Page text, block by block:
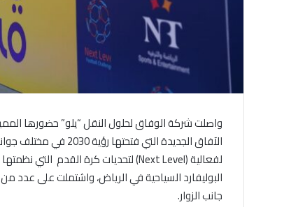
واصلت شركة الوفاق لحلول النقل “يلو” حضورها
الآفاق الجديدة التي
لفعالية(Next Level)
لتحديات كرة القدم التي
البوليفارد السياحية في الرياض، واشتملت على عدد
جانب الزوار.